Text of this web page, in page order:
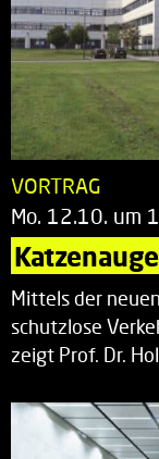
VORTRAG
Mo. 12.10. um
Mittels der
schutzlose
zeigt Prof. Dr.